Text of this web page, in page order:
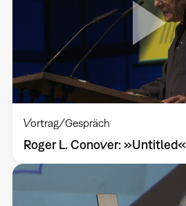
Vortrag/Gespräch
Roger L. Conover: »Untitled«